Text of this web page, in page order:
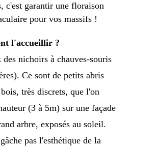
c'est garantir une floraison
pour vos massifs !
l'accueillir ?
des nichoirs à chauves-souris
Ce sont de petits abris
très discrets, que l'on
(3 à 5m) sur une façade
arbre, exposés au soleil.
pas l'esthétique de la